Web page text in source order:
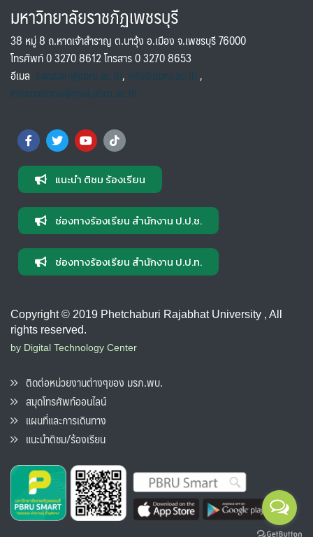
มหาวิทยาลัยราชภัฏเพชรบุรี
38 หมู่ 8 ถ.หาดเจ้าสำราญ ต.นาวุ้ง อ.เมือง จ.เพชรบุรี 76000
โทรศัพท์ 0 3270 8612 โทรสาร 0 3270 8653
อีเมล saraban@pbru.ac.th, info@pbru.ac.th,
international@mail.pbru.ac.th
แนะนำ ติชม ร้องเรียน
ช่องทางร้องเรียน สำนักงาน ป.ป.ช.
ช่องทางร้องเรียน สำนักงาน ป.ป.ท.
Copyright © 2019 Phetchaburi Rajabhat University , All
rights reserved.
by Digital Technology Center
ติดต่อหน่วยงานต่างๆของ มรภ.พบ.
สมุดโทรศัพท์ออนไลน์
แผนที่และการเดินทาง
แนะนำติชม/ร้องเรียน